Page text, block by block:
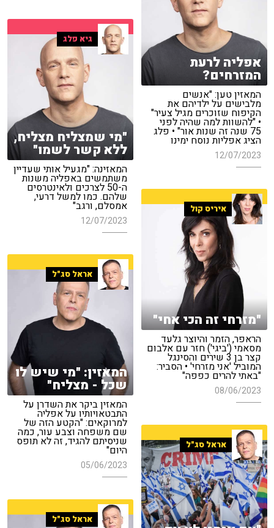
אפליה לרעת
המזרחים?
המאזין טען: "אנשים
מלבישים על ילדיהם את
הקיפוח שזוכרים מגיל צעיר"
• "להשוות למה שהיה לפני
75 שנה זה שנות אור" • פלג
הציג אפליות נוסח ימינו
12/07/2023
גיא פלג
"מי שמצליח מצליח,
ללא קשר לשמו"
המאזינה: "מגעיל אותי שעדיין
משתמשים באפליה משנות
ה-50 לצרכים ולאינטרסים
שלהם. כמו למשל דרעי,
אמסלם, ורגב"
12/07/2023
איריס קול
"מזרחי זה הכי אחי"
הראפר, הזמר והיוצר גלעד
מסאמי ('ביגי') חזר עם אלבום
קצר בן 3 שירים והסינגל
המוביל 'אני מזרחי' • הסביר:
"באתי להרים כפפה"
08/06/2023
אראל סג"ל
המאזין: "מי שיש לו
שכל - מצליח"
המאזין ביקר את השדרן על
התבטאויותיו על אפליה
למרוקאים: "הקטע הזה של
שם משפחה וצבע עור, כמה
שניסיתם להגיד, זה לא תופס
היום"
05/06/2023
אראל סג"ל
אראל סג"ל